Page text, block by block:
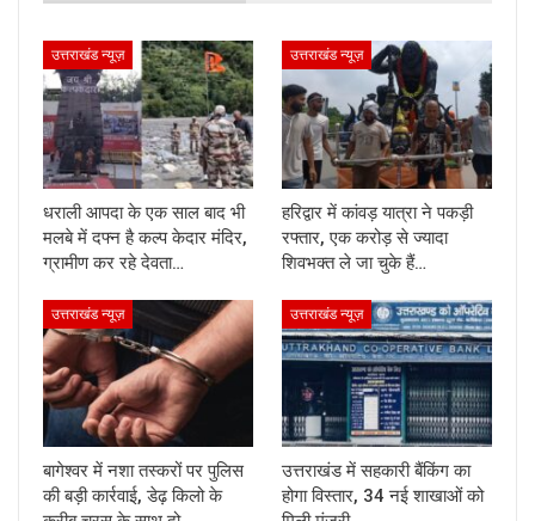
उत्तराखंड न्यूज़
धराली आपदा के एक साल बाद भी
मलबे में दफ्न है कल्प केदार मंदिर,
ग्रामीण कर रहे देवता…
उत्तराखंड न्यूज़
हरिद्वार में कांवड़ यात्रा ने पकड़ी
रफ्तार, एक करोड़ से ज्यादा
शिवभक्त ले जा चुके हैं…
उत्तराखंड न्यूज़
बागेश्वर में नशा तस्करों पर पुलिस
की बड़ी कार्रवाई, डेढ़ किलो के
उत्तराखंड न्यूज़
उत्तराखंड में सहकारी बैंकिंग का
होगा विस्तार, 34 नई शाखाओं को